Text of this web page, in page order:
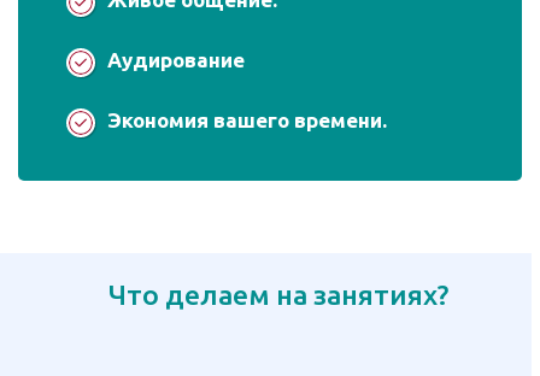
Аудирование
Экономия вашего времени.
Что делаем на занятиях?